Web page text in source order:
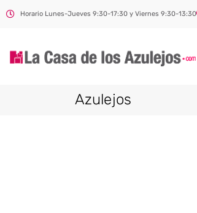
Horario Lunes-Jueves 9:30-17:30 y Viernes 9:30-13:30
Azulejos